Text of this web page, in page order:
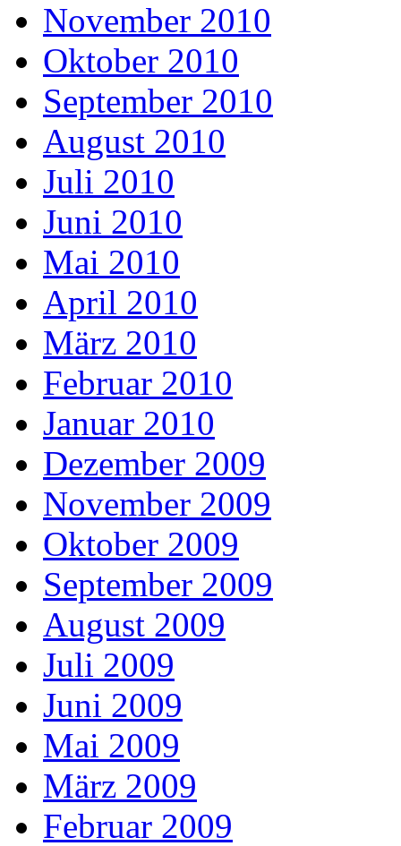
November 2010
Oktober 2010
September 2010
August 2010
Juli 2010
Juni 2010
Mai 2010
April 2010
März 2010
Februar 2010
Januar 2010
Dezember 2009
November 2009
Oktober 2009
September 2009
August 2009
Juli 2009
Juni 2009
Mai 2009
März 2009
Februar 2009